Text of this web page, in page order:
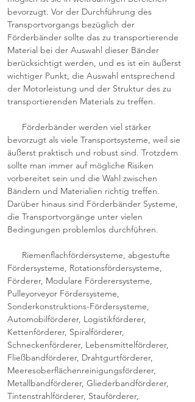
bevorzugt. Vor der Durchführung des
Transportvorgangs bezüglich der
Förderbänder sollte das zu transportierende
Material bei der Auswahl dieser Bänder
berücksichtigt werden, und es ist ein äußerst
wichtiger Punkt, die Auswahl entsprechend
der Motorleistung und der Struktur des zu
transportierenden Materials zu treffen.
Förderbänder werden viel stärker
bevorzugt als viele Transportsysteme, weil sie
äußerst praktisch und robust sind. Trotzdem
sollte man immer auf mögliche Risiken
vorbereitet sein und die Wahl zwischen
Bändern und Materialien richtig treffen.
Darüber hinaus sind Förderbänder Systeme,
die Transportvorgänge unter vielen
Bedingungen problemlos durchführen.
Riemenflachfördersysteme, abgestufte
Fördersysteme, Rotationsfördersysteme,
Förderer, Modulare Förderersysteme,
Pulleyorveyor Fördersysteme,
Sonderkonstruktions-Fördersysteme,
Automobilförderer, Logistikförderer,
Kettenförderer, Spiralförderer,
Schneckenförderer, Lebensmittelförderer,
Fließbandförderer, Drahtgurtförderer,
Meeresoberflächenreinigungsförderer,
Metallbandförderer, Gliederbandförderer,
Tintenstrahlförderer, Stauförderer,